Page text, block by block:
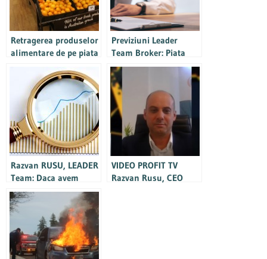
Retragerea produselor
alimentare de pe piata
brandului de
producator
Previziuni Leader
Team Broker: Piata
asigurarilor de
raspundere
profesionala din
Romania va creste cu
20-30% pe an
Razvan RUSU, LEADER
Team: Daca avem
crestere economica
atunci si piata de
brokeraj se dezvolta
VIDEO PROFIT TV
Razvan Rusu, CEO